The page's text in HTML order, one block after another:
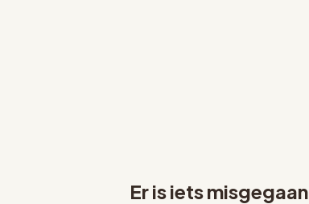
Er is iets misgegaan